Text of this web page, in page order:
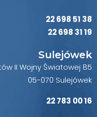
22 698 51 38
22 698 31 19
Sulejówek
II Wojny Światowej 85
05-070 Sulejówek
22 783 00 16